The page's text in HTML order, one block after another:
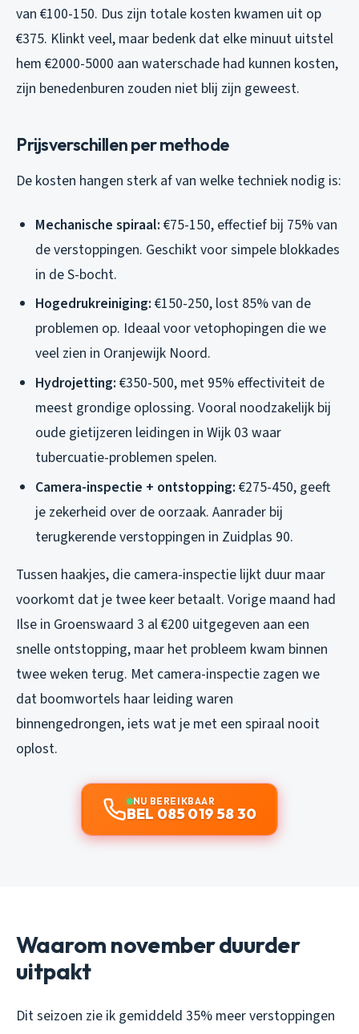
van €100-150. Dus zijn totale kosten kwamen uit op
€375. Klinkt veel, maar bedenk dat elke minuut uitstel
hem €2000-5000 aan waterschade had kunnen kosten,
zijn beneden­buren zouden niet blij zijn geweest.
Prijsverschillen per methode
De kosten hangen sterk af van welke techniek nodig is:
Mechanische spiraal: €75-150, effectief bij 75% van
de verstoppingen. Geschikt voor simpele blokkades
in de S-bocht.
Hogedrukreiniging: €150-250, lost 85% van de
problemen op. Ideaal voor vetophopingen die we
veel zien in Oranjewijk Noord.
Hydrojetting: €350-500, met 95% effectiviteit de
meest grondige oplossing. Vooral noodzakelijk bij
oude gietijzeren leidingen in Wijk 03 waar
tubercuatie-problemen spelen.
Camera-inspectie + ontstopping: €275-450, geeft
je zekerheid over de oorzaak. Aanrader bij
terugkerende verstoppingen in Zuidplas 90.
Tussen haakjes, die camera-inspectie lijkt duur maar
voorkomt dat je twee keer betaalt. Vorige maand had
Ilse in Groenswaard 3 al €200 uitgegeven aan een
snelle ontstopping, maar het probleem kwam binnen
twee weken terug. Met camera-inspectie zagen we
dat boomwortels haar leiding waren
binnengedrongen, iets wat je met een spiraal nooit
oplost.
NU BEREIKBAAR
BEL 085 019 58 30
Waarom november duurder
uitpakt
Dit seizoen zie ik gemiddeld 35% meer verstoppingen